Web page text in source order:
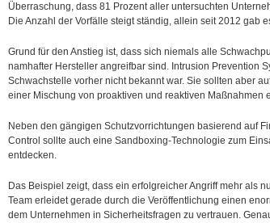
Überraschung, dass 81 Prozent aller untersuchten
Die Anzahl der Vorfälle steigt ständig, allein seit 2012 gab
Grund für den Anstieg ist, dass sich niemals alle
namhafter Hersteller angreifbar sind. Intrusion Prevention
Schwachstelle vorher nicht bekannt war. Sie sollten aber
einer Mischung von proaktiven und reaktiven Maßnahmen
Neben den gängigen Schutzvorrichtungen basierend auf
Control sollte auch eine Sandboxing-Technologie zum
entdecken.
Das Beispiel zeigt, dass ein erfolgreicher Angriff mehr als
Team erleidet gerade durch die Veröffentlichung einen
dem Unternehmen in Sicherheitsfragen zu vertrauen.